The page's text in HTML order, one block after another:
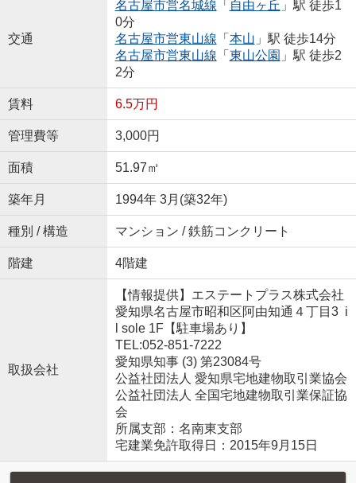
交通
名古屋市営名城線 「 自由ヶ丘 」駅 徒歩1
0分
名古屋市営東山線 「 本山 」駅 徒歩14分
名古屋市営東山線 「 東山公園 」駅 徒歩2
2分
賃料 6.5万円
管理費等 3,000円
面積 51.97㎡
築年月 1994年 3月(築32年)
種別 / 構造 マンション / 鉄筋コンクリート
階建 4階建
取扱会社
【情報提供】エステートプラス株式会社
愛知県名古屋市昭和区阿由知通４丁目3 i
l sole 1F【駐車場あり】
TEL:052-851-7222
愛知県知事 (3) 第23084号
公益社団法人 愛知県宅地建物取引業協会
公益社団法人 全国宅地建物取引業保証協
会
所属支部：名南東支部
宅建業免許取得日：2015年9月15日